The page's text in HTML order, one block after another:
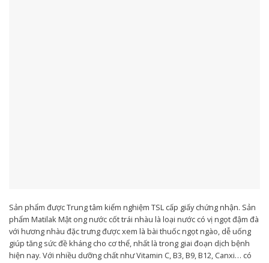
Sản phẩm được Trung tâm kiểm nghiệm TSL cấp giấy chứng nhận. Sản
phẩm Matilak Mật ong nước cốt trái nhàu là loại nước có vị ngọt đậm đà
với hương nhàu đặc trưng được xem là bài thuốc ngọt ngào, dễ uống
giúp tăng sức đề kháng cho cơ thể, nhất là trong giai đoạn dịch bệnh
hiện nay. Với nhiều dưỡng chất như Vitamin C, B3, B9, B12, Canxi… có